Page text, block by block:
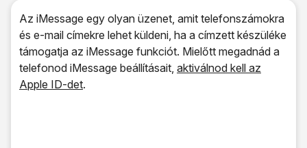
Az iMessage egy olyan üzenet, amit telefonszámokra
és e-mail címekre lehet küldeni, ha a címzett készüléke
támogatja az iMessage funkciót. Mielőtt megadnád a
telefonod iMessage beállításait, aktiválnod kell az
Apple ID-det.